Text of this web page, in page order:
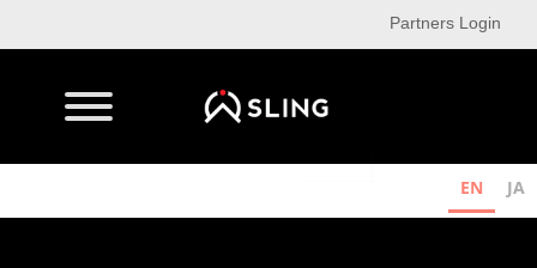
Partners Login
EN JA